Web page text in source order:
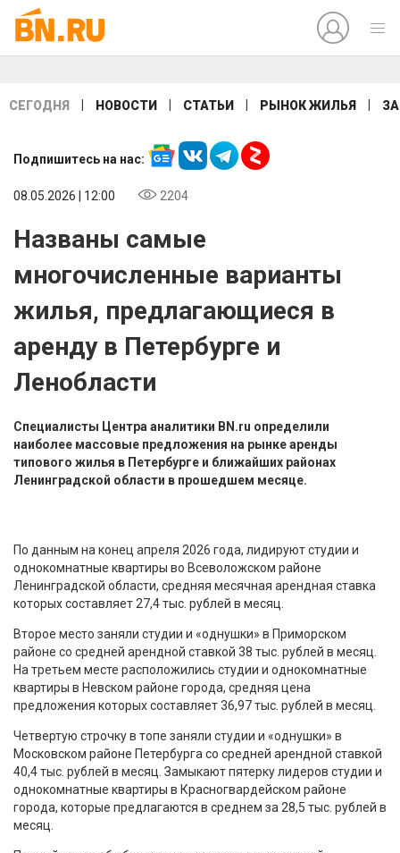
СЕГОДНЯ НОВОСТИ СТАТЬИ РЫНОК ЖИЛЬЯ
Подпишитесь на нас:
08.05.2026 | 12:00 2204
Названы самые
многочисленные варианты
жилья, предлагающиеся в
аренду в Петербурге и
Ленобласти
Специалисты Центра аналитики BN.ru определили
наиболее массовые предложения на рынке аренды
типового жилья в Петербурге и ближайших районах
Ленинградской области в прошедшем месяце.
По данным на конец апреля 2026 года, лидируют студии и
однокомнатные квартиры во Всеволожском районе
Ленинградской области, средняя месячная арендная ставка
которых составляет 27,4 тыс. рублей в месяц.
Второе место заняли студии и «однушки» в Приморском
районе со средней арендной ставкой 38 тыс. рублей в месяц.
На третьем месте расположились студии и однокомнатные
квартиры в Невском районе города, средняя цена
предложения которых составляет 36,97 тыс. рублей в месяц.
Четвертую строчку в топе заняли студии и «однушки» в
Московском районе Петербурга со средней арендной ставкой
40,4 тыс. рублей в месяц. Замыкают пятерку лидеров студии и
однокомнатные квартиры в Красногвардейском районе
города, которые предлагаются в среднем за 28,5 тыс. рублей в
месяц.